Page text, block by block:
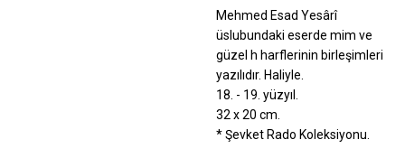
Mehmed Esad Yesârî
üslubundaki eserde mim ve
güzel h harflerinin birleşimleri
yazılıdır. Haliyle.
18. - 19. yüzyıl.
32 x 20 cm.
* Şevket Rado Koleksiyonu.